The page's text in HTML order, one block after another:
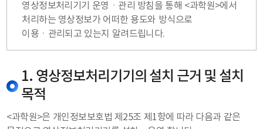
영상정보처리기기 운영ㆍ관리 방침을 통해 <과학원>에서
처리하는 영상정보가 어떠한 용도와 방식으로
이용ㆍ관리되고 있는지 알려드립니다.
1. 영상정보처리기기의 설치 근거 및 설치
목적
<과학원>은 개인정보보호법 제25조 제1항에 따라 다음과 같은